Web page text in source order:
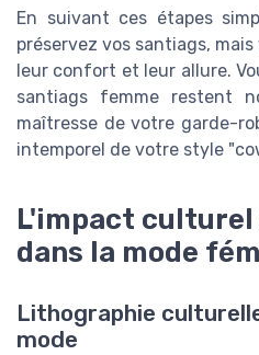
En suivant ces étapes
préservez vos santiags,
leur confort et leur allure.
santiags femme restent
maîtresse de votre garde-
intemporel de votre style
L'impact culturel
dans la mode
Lithographie
mode